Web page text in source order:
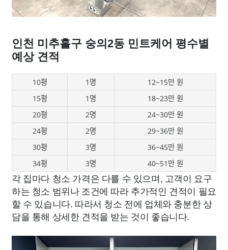
인천 미추홀구 숭의2동 민트케어 평수별
예상 견적
10평 1명
12~15만 원
15평
1명
18~23만 원
20평
2명
24~30만 원
24평
2명
29~36만 원
30평
3명
36~45만 원
34평
3명 40~51만 원
각 집마다 청소 가격은 다를 수 있으며, 고객이 요구
하는 청소 범위나 조건에 따라 추가적인 견적이 필요
할 수 있습니다. 따라서 청소 전에 업체와 충분한 상
담을 통해 상세한 견적을 받는 것이 좋습니다.